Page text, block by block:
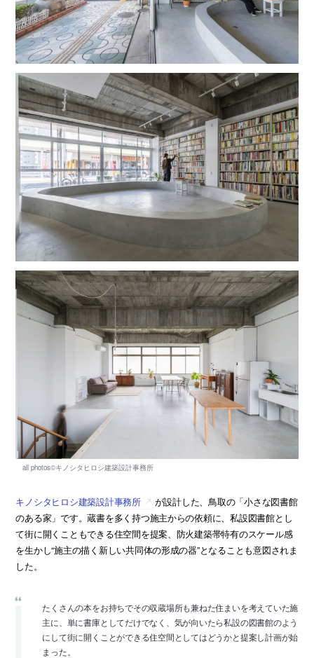
キノシタヒロシ建築設計事務所
が設計した、鳥取の「小さな図書館
のある家」です。蔵書を多く持つ施主からの依頼に、私設図書館とし
て街に開くこともできる住空間を提案、防火建築帯特有のスケール感
を生かし“施主の描く新しい共同体の形成の器”となることも意図されま
した。
たくさんの本をお持ちでその収蔵場所も兼ねた住まいを考えていた施
主に、単に書庫としてだけでなく、気が向いたら私設の図書館のよう
にして街に開くことができる住空間としてはどうかと提案し計画が始
まった。